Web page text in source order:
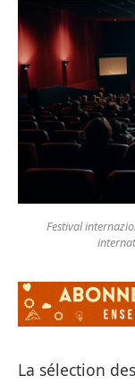
Festival
La sélection